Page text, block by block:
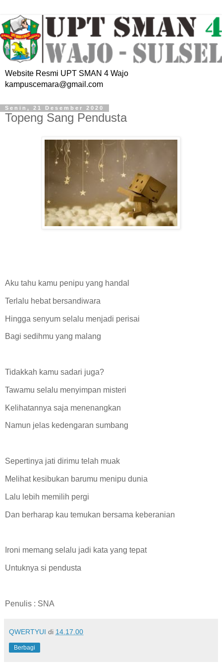
Website Resmi UPT SMAN 4 Wajo
kampuscemara@gmail.com
Senin, 21 Desember 2020
Topeng Sang Pendusta
Aku tahu kamu penipu yang handal
Terlalu hebat bersandiwara
Hingga senyum selalu menjadi perisai
Bagi sedihmu yang malang
Tidakkah kamu sadari juga?
Tawamu selalu menyimpan misteri
Kelihatannya saja menenangkan
Namun jelas kedengaran sumbang
Sepertinya jati dirimu telah muak
Melihat kesibukan barumu menipu dunia
Lalu lebih memilih pergi
Dan berharap kau temukan bersama keberanian
Ironi memang selalu jadi kata yang tepat
Untuknya si pendusta
Penulis : SNA
QWERTYUI di 14.17.00
Berbagi